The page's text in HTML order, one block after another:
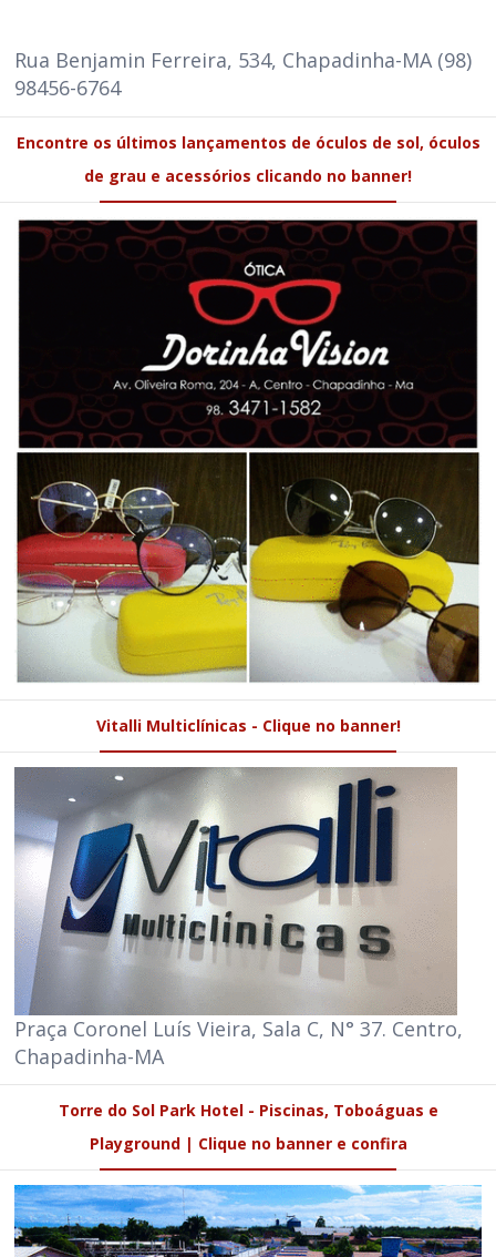
Rua Benjamin Ferreira, 534, Chapadinha-MA (98)
98456-6764
Encontre os últimos lançamentos de óculos de sol, óculos
de grau e acessórios clicando no banner!
Vitalli Multiclínicas - Clique no banner!
Praça Coronel Luís Vieira, Sala C, N° 37. Centro,
Chapadinha-MA
Torre do Sol Park Hotel - Piscinas, Toboáguas e
Playground | Clique no banner e confira